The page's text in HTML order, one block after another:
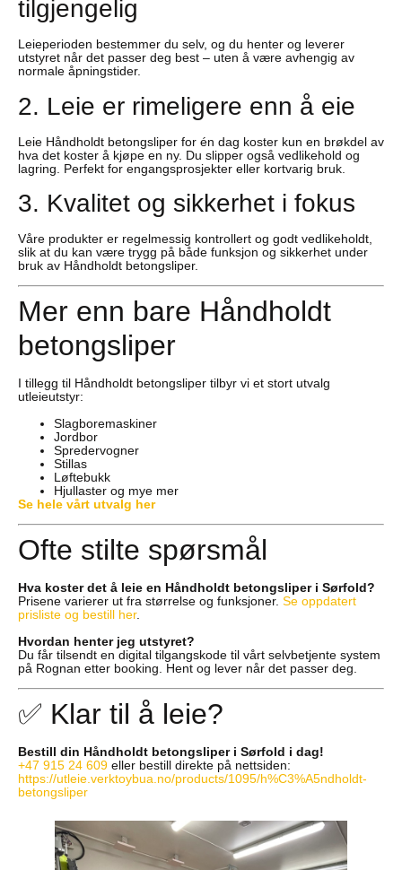
tilgjengelig
Leieperioden bestemmer du selv, og du henter og leverer
utstyret når det passer deg best – uten å være avhengig av
normale åpningstider.
2. Leie er rimeligere enn å eie
Leie Håndholdt betongsliper for én dag koster kun en brøkdel av
hva det koster å kjøpe en ny. Du slipper også vedlikehold og
lagring. Perfekt for engangsprosjekter eller kortvarig bruk.
3. Kvalitet og sikkerhet i fokus
Våre produkter er regelmessig kontrollert og godt vedlikeholdt,
slik at du kan være trygg på både funksjon og sikkerhet under
bruk av Håndholdt betongsliper.
Mer enn bare Håndholdt
betongsliper
I tillegg til Håndholdt betongsliper tilbyr vi et stort utvalg
utleieutstyr:
Slagboremaskiner
Jordbor
Spredervogner
Stillas
Løftebukk
Hjullaster og mye mer
Se hele vårt utvalg her
Ofte stilte spørsmål
Hva koster det å leie en Håndholdt betongsliper i Sørfold?
Prisene varierer ut fra størrelse og funksjoner. Se oppdatert
prisliste og bestill her.
Hvordan henter jeg utstyret?
Du får tilsendt en digital tilgangskode til vårt selvbetjente system
på Rognan etter booking. Hent og lever når det passer deg.
✅ Klar til å leie?
Bestill din Håndholdt betongsliper i Sørfold i dag!
+47 915 24 609 eller bestill direkte på nettsiden:
https://utleie.verktoybua.no/products/1095/h%C3%A5ndholdt-
betongsliper